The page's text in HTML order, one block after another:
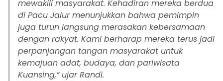
mewakili masyarakat. Kehadiran mereka berdua
di Pacu Jalur menunjukkan bahwa pemimpin
juga turun langsung merasakan kebersamaan
dengan rakyat. Kami berharap mereka terus jadi
perpanjangan tangan masyarakat untuk
kemajuan adat, budaya, dan pariwisata
Kuansing,” ujar Randi.